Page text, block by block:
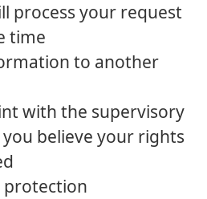
process your request
time
to another
with the supervisory
believe your rights